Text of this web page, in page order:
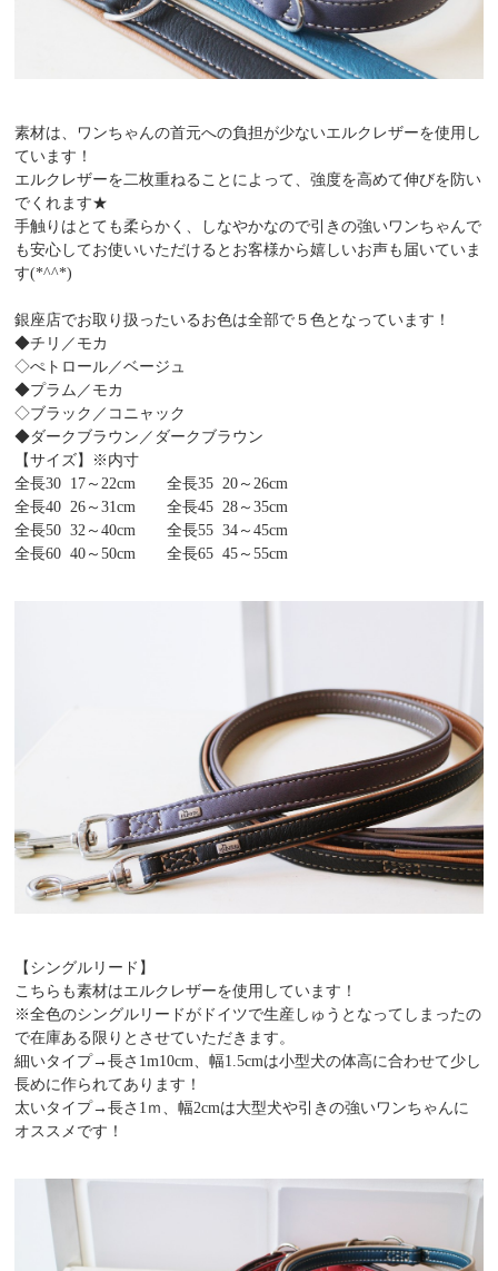
素材は、ワンちゃんの首元への負担が少ないエルクレザーを使用し
ています！
エルクレザーを二枚重ねることによって、強度を高めて伸びを防い
でくれます★
手触りはとても柔らかく、しなやかなので引きの強いワンちゃんで
も安心してお使いいただけるとお客様から嬉しいお声も届いていま
す(*^^*)
銀座店でお取り扱ったいるお色は全部で５色となっています！
◆チリ／モカ
◇ぺトロール／ベージュ
◆プラム／モカ
◇ブラック／コニャック
◆ダークブラウン／ダークブラウン
【サイズ】※内寸
全長30 17～22cm 全長35 20～26cm
全長40 26～31cm 全長45 28～35cm
全長50 32～40cm 全長55 34～45cm
全長60 40～50cm 全長65 45～55cm
【シングルリード】
こちらも素材はエルクレザーを使用しています！
※全色のシングルリードがドイツで生産しゅうとなってしまったの
で在庫ある限りとさせていただきます。
細いタイプ→長さ1m10cm、幅1.5cmは小型犬の体高に合わせて少し
長めに作られてあります！
太いタイプ→長さ1ｍ、幅2cmは大型犬や引きの強いワンちゃんに
オススメです！